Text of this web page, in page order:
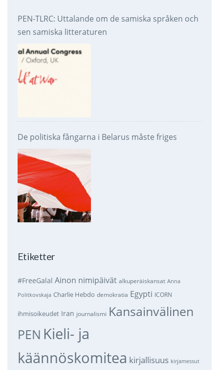
PEN-TLRC: Uttalande om de samiska språken och
sen samiska litteraturen
De politiska fångarna i Belarus måste friges
Etiketter
#FreeGalal Ainon nimipäivät alkuperäiskansat Anna
Politkovskaja Charlie Hebdo demokratia Egypti ICORN
ihmisoikeudet Iran journalismi Kansainvälinen
PEN Kieli- ja
käännöskomitea kirjallisuus kirjamessut